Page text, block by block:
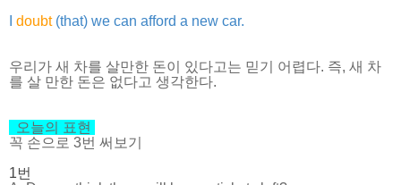
doubt (that) we can afford a new car.
우리가 새 차를 살만한 돈이 있다고는 믿기 어렵다. 즉, 새 차
를 살 만한 돈은 없다고 생각한다.
오늘의 표현
꼭 손으로 3번 써보기
1번